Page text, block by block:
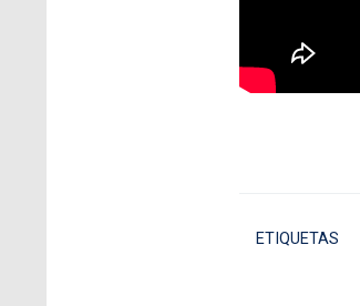
ETIQUETAS